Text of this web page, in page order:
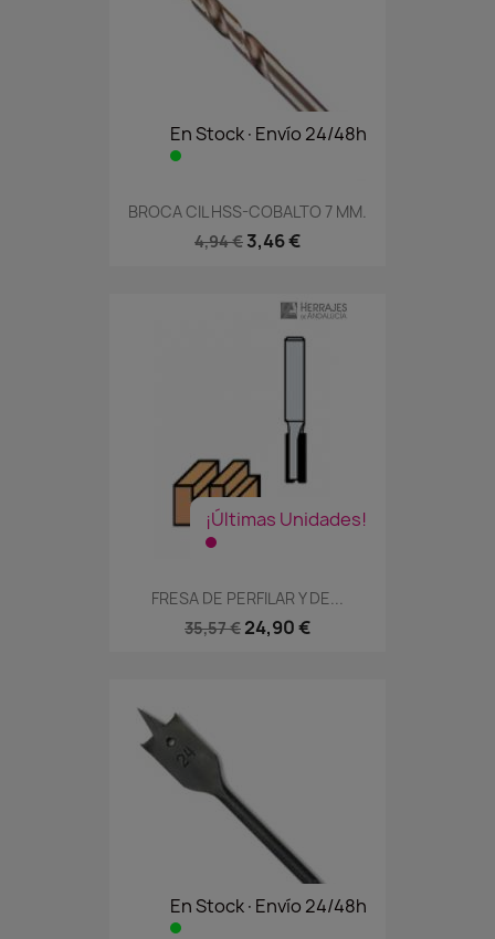
En Stock·Envío 24/48h
BROCA CIL HSS-COBALTO 7 MM.
4,94 € 3,46 €
¡Últimas Unidades!
FRESA DE PERFILAR Y DE...
35,57 € 24,90 €
En Stock·Envío 24/48h